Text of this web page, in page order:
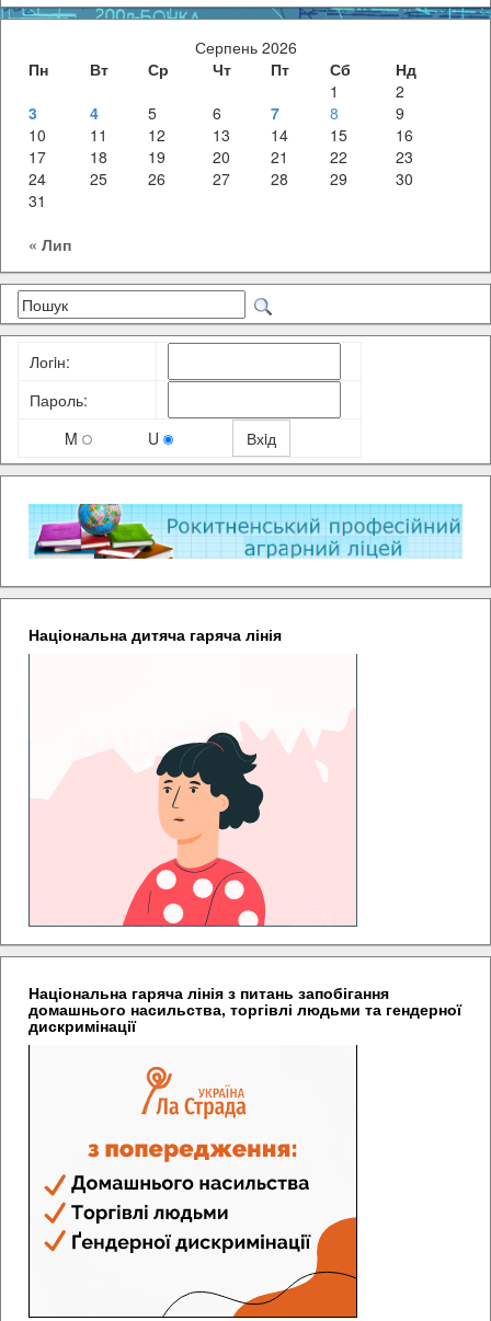
Серпень 2026
Пн
Вт Ср Чт Пт Сб
Нд
1
2
3
4 5 6 7 8
9
10
11 12 13 14 15
16
17
18 19 20 21 22
23
24
25 26 27 28 29
30
31
« Лип
Логiн:
Пароль:
M
U
Національна дитяча гаряча лінія
Національна гаряча лінія з питань запобігання
домашнього насильства, торгівлі людьми та гендерної
дискримінації